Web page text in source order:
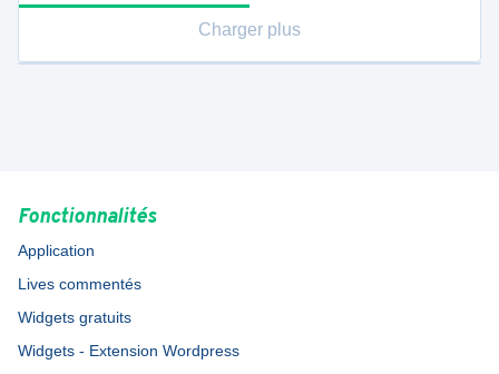
Charger plus
Fonctionnalités
Application
Lives commentés
Widgets gratuits
Widgets - Extension Wordpress